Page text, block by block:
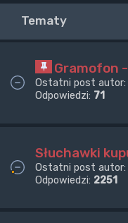
Tematy
Gramofon
Ostatni post autor:
Odpowiedzi: 71
Słuchawki
Ostatni post autor:
Odpowiedzi: 2251